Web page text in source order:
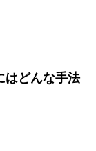
はどんな手法